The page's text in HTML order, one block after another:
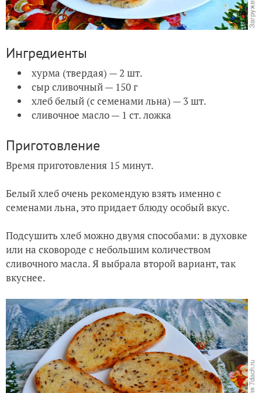
Ингредиенты
хурма (твердая) — 2 шт.
сыр сливочный — 150 г
хлеб белый (с семенами льна) — 3 шт.
сливочное масло — 1 ст. ложка
Приготовление
Время приготовления 15 минут.
Белый хлеб очень рекомендую взять именно с
семенами льна, это придает блюду особый вкус.
Подсушить хлеб можно двумя способами: в духовке
или на сковороде с небольшим количеством
сливочного масла. Я выбрала второй вариант, так
вкуснее.